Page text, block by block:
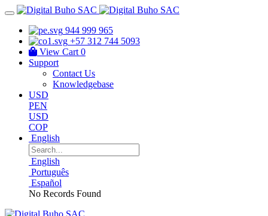
944 999 965
+57 312 744 5093
View Cart 0
Support
Contact Us
Knowledgebase
USD
PEN
USD
COP
English
English
Português
Español
No Records Found